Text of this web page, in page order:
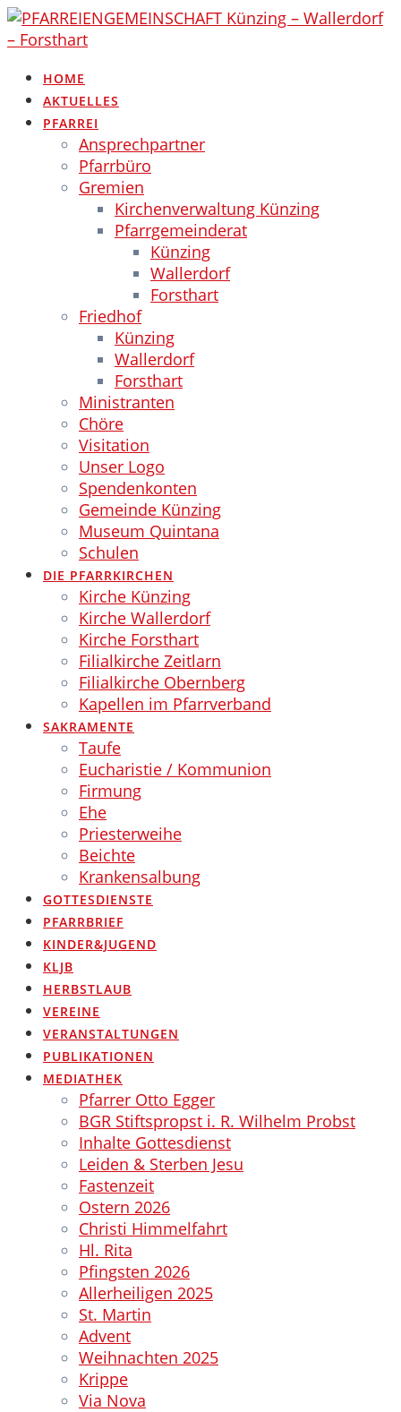
Skip
to
HOME
AKTUELLES
PFARREI
Ansprechpartner
Pfarrbüro
Gremien
Kirchenverwaltung Künzing
Pfarrgemeinderat
Künzing
Wallerdorf
Forsthart
Friedhof
Künzing
Wallerdorf
Forsthart
Ministranten
Chöre
Visitation
Unser Logo
Spendenkonten
Gemeinde Künzing
Museum Quintana
Schulen
DIE PFARRKIRCHEN
Kirche Künzing
Kirche Wallerdorf
Kirche Forsthart
Filialkirche Zeitlarn
Filialkirche Obernberg
Kapellen im Pfarrverband
SAKRAMENTE
Taufe
Eucharistie / Kommunion
Firmung
Ehe
Priesterweihe
Beichte
Krankensalbung
GOTTESDIENSTE
PFARRBRIEF
KINDER&JUGEND
KLJB
HERBSTLAUB
VEREINE
VERANSTALTUNGEN
PUBLIKATIONEN
MEDIATHEK
Pfarrer Otto Egger
BGR Stiftspropst i. R. Wilhelm Probst
Inhalte Gottesdienst
Leiden & Sterben Jesu
Fastenzeit
Ostern 2026
Christi Himmelfahrt
Hl. Rita
Pfingsten 2026
Allerheiligen 2025
St. Martin
Advent
Weihnachten 2025
Krippe
Via Nova